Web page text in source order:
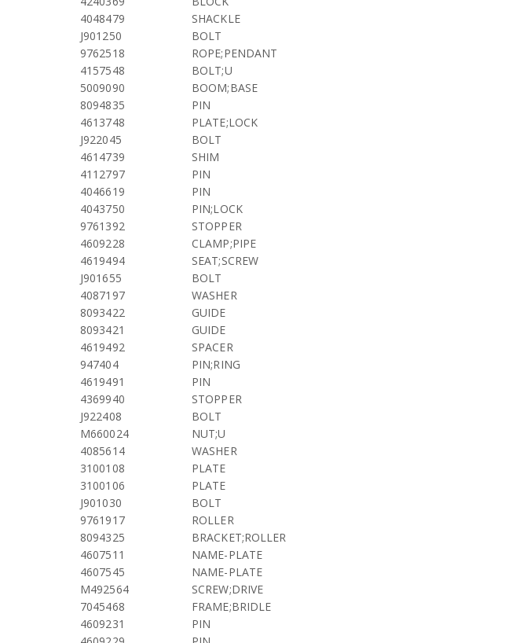
4048479
SHACKLE
J901250
BOLT
9762518
ROPE;PENDANT
4157548
BOLT;U
5009090
BOOM;BASE
8094835
PIN
4613748
PLATE;LOCK
J922045
BOLT
4614739
SHIM
4112797
PIN
4046619
PIN
4043750
PIN;LOCK
9761392
STOPPER
4609228
CLAMP;PIPE
4619494
SEAT;SCREW
J901655
BOLT
4087197
WASHER
8093422
GUIDE
8093421
GUIDE
4619492
SPACER
947404
PIN;RING
4619491
PIN
4369940
STOPPER
J922408
BOLT
M660024
NUT;U
4085614
WASHER
3100108
PLATE
3100106
PLATE
J901030
BOLT
9761917
ROLLER
8094325
BRACKET;ROLLER
4607511
NAME-PLATE
4607545
NAME-PLATE
M492564
SCREW;DRIVE
7045468
FRAME;BRIDLE
4609231
PIN